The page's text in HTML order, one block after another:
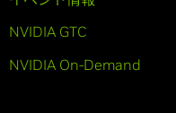
NVIDIA GTC
NVIDIA On-Demand